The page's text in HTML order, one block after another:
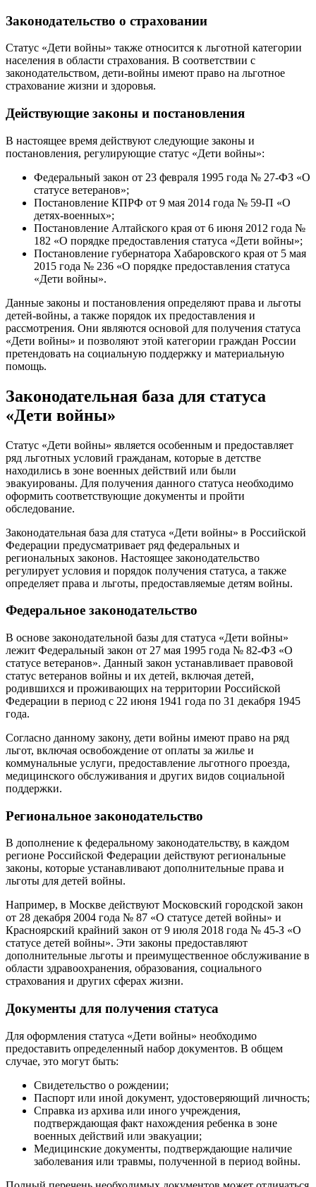
Законодательство о страховании
Статус «Дети войны» также относится к льготной категории
населения в области страхования. В соответствии с
законодательством, дети-войны имеют право на льготное
страхование жизни и здоровья.
Действующие законы и постановления
В настоящее время действуют следующие законы и
постановления, регулирующие статус «Дети войны»:
Федеральный закон от 23 февраля 1995 года № 27-ФЗ «О
статусе ветеранов»;
Постановление КПРФ от 9 мая 2014 года № 59-П «О
детях-военных»;
Постановление Алтайского края от 6 июня 2012 года №
182 «О порядке предоставления статуса «Дети войны»;
Постановление губернатора Хабаровского края от 5 мая
2015 года № 236 «О порядке предоставления статуса
«Дети войны».
Данные законы и постановления определяют права и льготы
детей-войны, а также порядок их предоставления и
рассмотрения. Они являются основой для получения статуса
«Дети войны» и позволяют этой категории граждан России
претендовать на социальную поддержку и материальную
помощь.
Законодательная база для статуса
«Дети войны»
Статус «Дети войны» является особенным и предоставляет
ряд льготных условий гражданам, которые в детстве
находились в зоне военных действий или были
эвакуированы. Для получения данного статуса необходимо
оформить соответствующие документы и пройти
обследование.
Законодательная база для статуса «Дети войны» в Российской
Федерации предусматривает ряд федеральных и
региональных законов. Настоящее законодательство
регулирует условия и порядок получения статуса, а также
определяет права и льготы, предоставляемые детям войны.
Федеральное законодательство
В основе законодательной базы для статуса «Дети войны»
лежит Федеральный закон от 27 мая 1995 года № 82-ФЗ «О
статусе ветеранов». Данный закон устанавливает правовой
статус ветеранов войны и их детей, включая детей,
родившихся и проживающих на территории Российской
Федерации в период с 22 июня 1941 года по 31 декабря 1945
года.
Согласно данному закону, дети войны имеют право на ряд
льгот, включая освобождение от оплаты за жилье и
коммунальные услуги, предоставление льготного проезда,
медицинского обслуживания и других видов социальной
поддержки.
Региональное законодательство
В дополнение к федеральному законодательству, в каждом
регионе Российской Федерации действуют региональные
законы, которые устанавливают дополнительные права и
льготы для детей войны.
Например, в Москве действуют Московский городской закон
от 28 декабря 2004 года № 87 «О статусе детей войны» и
Красноярский крайний закон от 9 июля 2018 года № 45-З «О
статусе детей войны». Эти законы предоставляют
дополнительные льготы и преимущественное обслуживание в
области здравоохранения, образования, социального
страхования и других сферах жизни.
Документы для получения статуса
Для оформления статуса «Дети войны» необходимо
предоставить определенный набор документов. В общем
случае, это могут быть:
Свидетельство о рождении;
Паспорт или иной документ, удостоверяющий личность;
Справка из архива или иного учреждения,
подтверждающая факт нахождения ребенка в зоне
военных действий или эвакуации;
Медицинские документы, подтверждающие наличие
заболевания или травмы, полученной в период войны.